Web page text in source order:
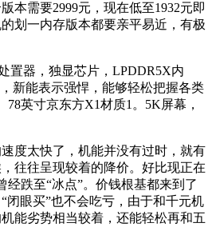
本需要2999元，现在低至1932元即
划一内存版本都要亲平易近，有极
器，独显芯片，LPDDR5X内
新能表示强悍，能够轻松把握各类
78英寸京东方X1材质1。5K屏幕，
太快了，机能并没有过时，就有
往往呈现较着的降价。好比现正在
经跌至“冰点”。价钱根基都来到了
闭眼买”也不会吃亏，由于和千元机
能劣势相当较着，还能轻松再和五